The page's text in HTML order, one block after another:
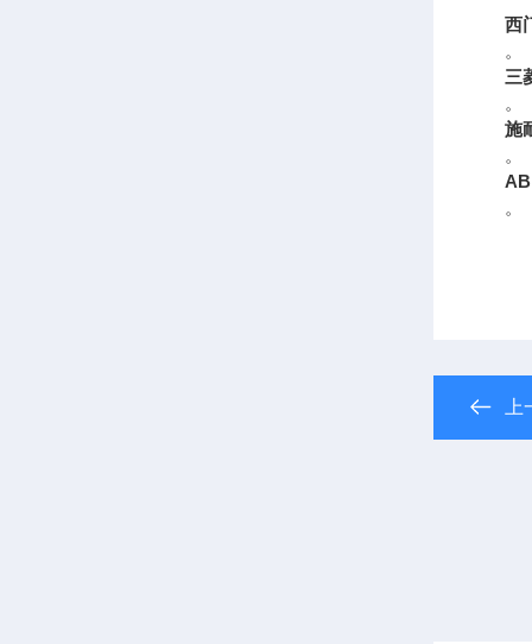
西
。
三
。
施
。
。